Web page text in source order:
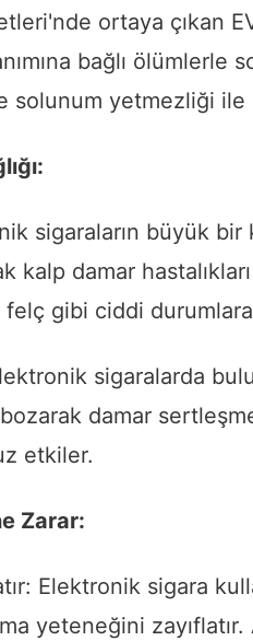
ortaya çıkan
bağlı ölümlerle
solunum yetmezliği
sigaraların büyük bir
kalp damar
felç gibi ciddi
sigaralarda
bozarak damar
etkiler.
Zarar:
Elektronik sigara
yeteneğini zayıflatır.